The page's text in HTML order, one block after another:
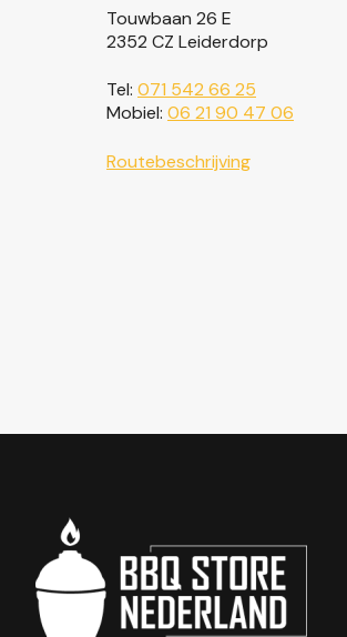
Touwbaan 26 E
2352 CZ Leiderdorp
Tel: 071 542 66 25
Mobiel: 06 21 90 47 06
Routebeschrijving